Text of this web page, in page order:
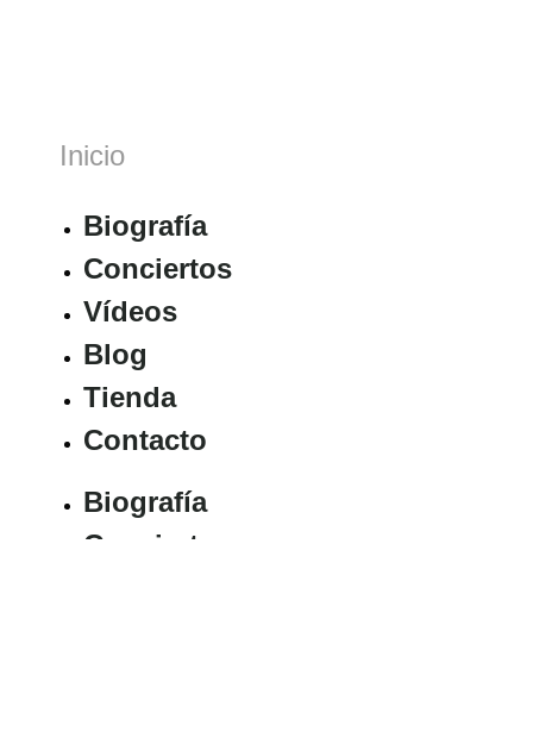
Inicio
Biografía
Conciertos
Vídeos
Blog
Tienda
Contacto
Biografía
Conciertos